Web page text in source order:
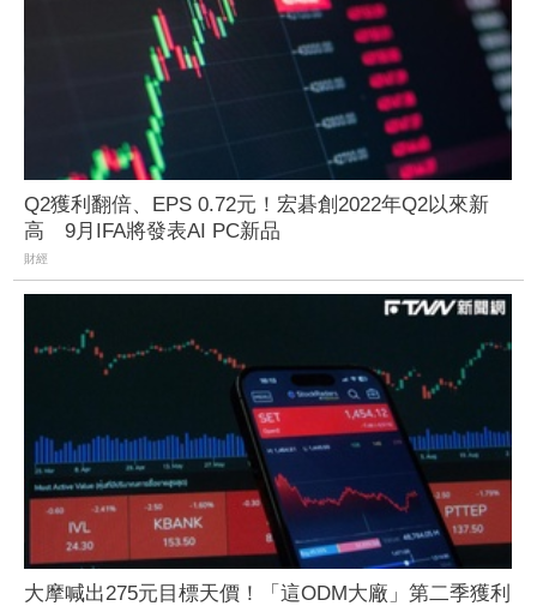
Q2獲利翻倍、EPS 0.72元！宏碁創2022年Q2以來新
高 9月IFA將發表AI PC新品
財經
大摩喊出275元目標天價！「這ODM大廠」第二季獲利